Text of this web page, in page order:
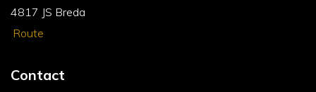
4817 JS Breda
Route
Contact